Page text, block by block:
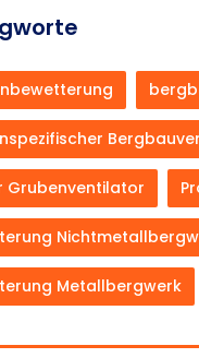
Grubenventilator
Metallbergwerk